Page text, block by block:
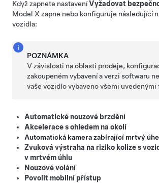
Když zapnete nastaveníVyžadovat
Model X zapne nebo konfiguruje následující
vozidla:
POZNÁMKA
V závislosti na oblasti prodeje,
zakoupeném vybavení a verzi softwaru
vaše vozidlo vybaveno všemi
Automatické nouzové brzdění
Akcelerace s ohledem na okolí
Automatická kamera zabírající mrtvý
Zvuková výstraha na riziko kolize s
v mrtvém úhlu
Nouzové volání
Povolit mobilní přístup